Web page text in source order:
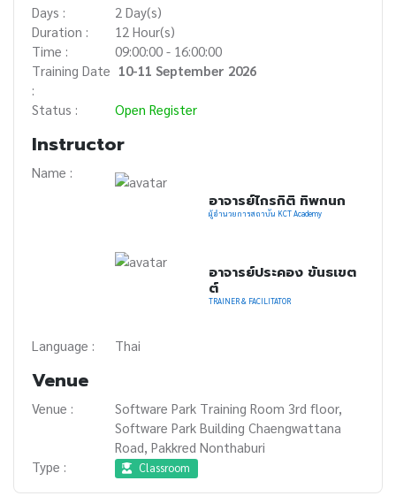
Days :
2 Day(s)
Duration :
12 Hour(s)
Time :
09:00:00 - 16:00:00
Training Date
:
10-11 September 2026
Status : Open Register
Instructor
Name :
อาจารย์ไกรกิติ ทิพกนก
ผู้อำนวยการสถาบัน KCT Academy
อาจารย์ประคอง ขันธเขต
ต์
TRAINER & FACILITATOR
Language : Thai
Venue
Venue :
Software Park Training Room 3rd floor,
Software Park Building Chaengwattana
Road, Pakkred Nonthaburi
Type :
Classroom